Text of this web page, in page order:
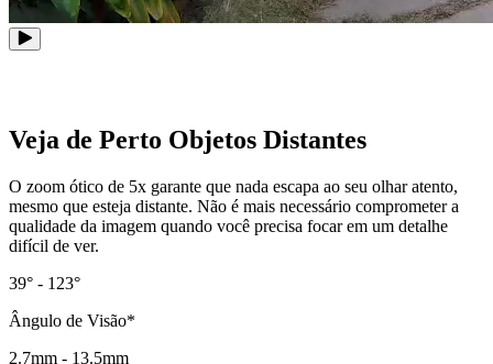
Veja de Perto Objetos Distantes
O zoom ótico de 5x garante que nada escapa ao seu olhar atento,
mesmo que esteja distante. Não é mais necessário comprometer a
qualidade da imagem quando você precisa focar em um detalhe
difícil de ver.
39° - 123°
Ângulo de Visão*
2.7mm - 13.5mm